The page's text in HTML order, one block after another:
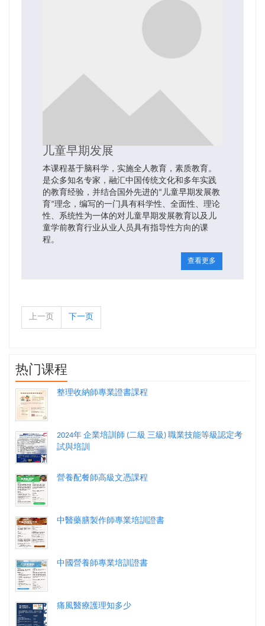
儿童早期发展
本课程基于脑科学，实施全人教育，素质教育。
是众多知名专家，融汇中国传统文化和多年实践
的教育经验，并结合国外先进的“儿童早期发展教
育”理念，编写的一门具有科学性、全面性、理论
性、系统性为一体的对儿童早期发展教育以及儿
童学前教育行业从业人员具有指导性方向的课
程。
查看更多
上一页 下一页
热门课程
整理收納師專業證書課程
2024年 企業培訓師 (二級 三級) 職業技能等級認定考
試與培訓
營養配餐師高級文憑課程
中醫藥膳製作師專業培訓證書
中國營養師專業培訓證書
痛風醫療護理知多少